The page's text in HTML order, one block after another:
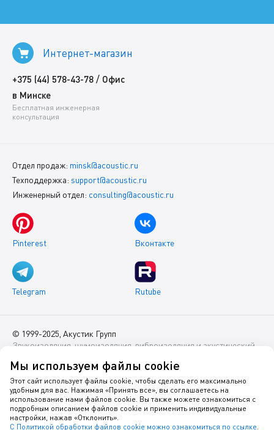
Интернет-магазин
+375 (44) 578-43-78 / Офис
в Минске
Бесплатная инженерная
консультация
Отдел продаж: minsk@acoustic.ru
Техподдержка: support@acoustic.ru
Инженерный отдел: consulting@acoustic.ru
Pinterest Вконтакте
Telegram Rutube
© 1999-2025, Акустик Групп
Звукоизоляция, шумоизоляция, виброизоляция и акустический
Данный интернет-сайт носит исключительно информационный
характер и ни при каких условиях не является публичной
офертой.
Мы используем файлы cookie
Этот сайт использует файлы cookie, чтобы сделать его максимально
удобным для вас. Нажимая «Принять все», вы соглашаетесь на
использование нами файлов cookie. Вы также можете ознакомиться с
подробным описанием файлов cookie и применить индивидуальные
настройки, нажав «Отклонить».
С Политикой обработки файлов cookie можно ознакомиться по ссылке.